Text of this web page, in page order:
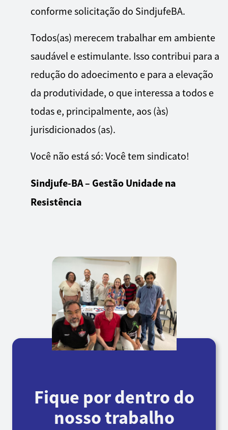
conforme solicitação do SindjufeBA.
Todos(as) merecem trabalhar em ambiente
saudável e estimulante. Isso contribui para a
redução do adoecimento e para a elevação
da produtividade, o que interessa a todos e
todas e, principalmente, aos (às)
jurisdicionados (as).
Você não está só: Você tem sindicato!
Sindjufe-BA – Gestão Unidade na
Resistência
Fique por dentro do
nosso trabalho